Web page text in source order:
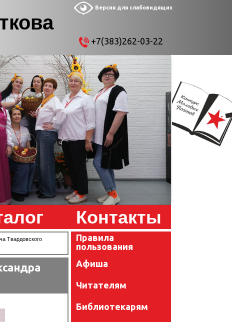
Версия для слабовидящих
+7(383)262-03-22
Контакты
Твардовского
Правила
пользования
Афиша
Читателям
Библиотекарям